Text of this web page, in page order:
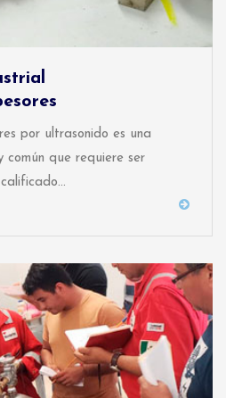
por ultrasonido es una
que requiere ser